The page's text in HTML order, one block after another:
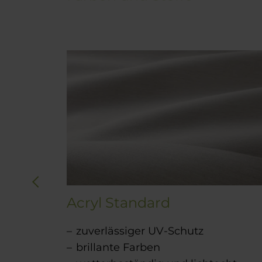
Acryl Standard
zuverlässiger UV-Schutz
brillante Farben